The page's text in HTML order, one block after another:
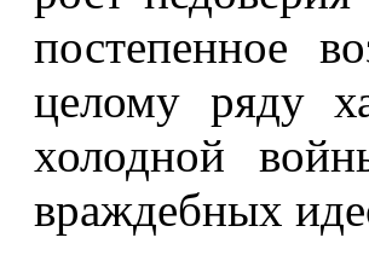
постепенное
целому ряду
холодной
враждебных